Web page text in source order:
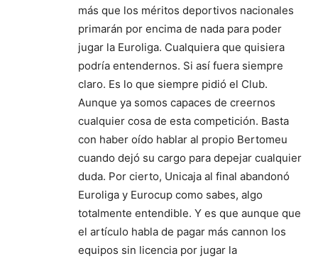
más que los méritos deportivos nacionales
primarán por encima de nada para poder
jugar la Euroliga. Cualquiera que quisiera
podría entendernos. Si así fuera siempre
claro. Es lo que siempre pidió el Club.
Aunque ya somos capaces de creernos
cualquier cosa de esta competición. Basta
con haber oído hablar al propio Bertomeu
cuando dejó su cargo para depejar cualquier
duda. Por cierto, Unicaja al final abandonó
Euroliga y Eurocup como sabes, algo
totalmente entendible. Y es que aunque que
el artículo habla de pagar más cannon los
equipos sin licencia por jugar la